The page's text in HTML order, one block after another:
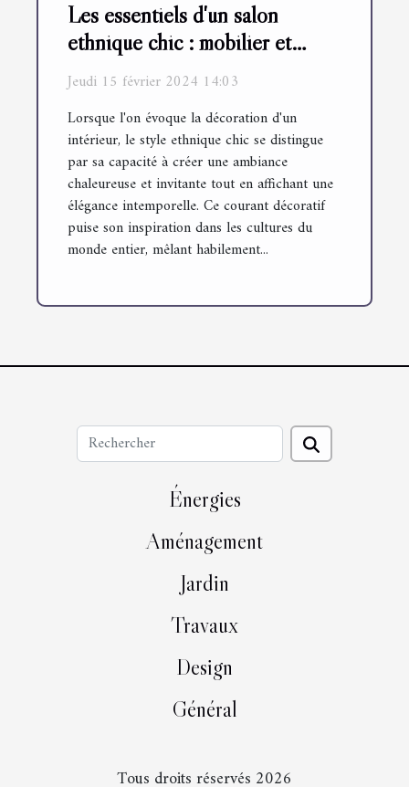
Les essentiels d'un salon
ethnique chic : mobilier et
accessoires
Jeudi 15 février 2024 14:03
Lorsque l'on évoque la décoration d'un
intérieur, le style ethnique chic se distingue
par sa capacité à créer une ambiance
chaleureuse et invitante tout en affichant une
élégance intemporelle. Ce courant décoratif
puise son inspiration dans les cultures du
monde entier, mêlant habilement...
Énergies
Aménagement
Jardin
Travaux
Design
Général
Tous droits réservés 2026